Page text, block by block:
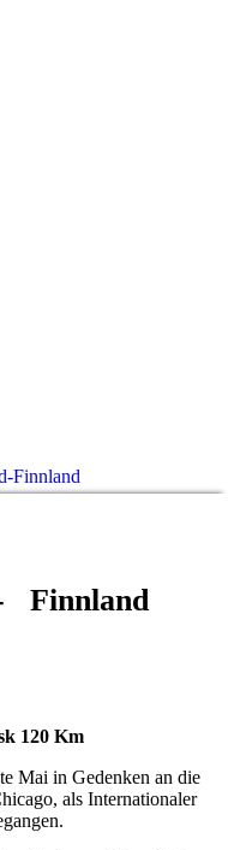
Finnland
Finnland
120 Km
Mai in Gedenken an die
als Internationaler